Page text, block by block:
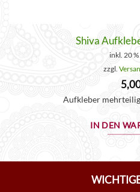
Shiva
inkl. 20 %
zzgl.
Aufkleber
IN DEN